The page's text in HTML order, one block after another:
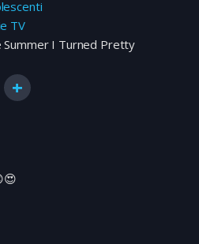
TV
Summer I Turned Pretty